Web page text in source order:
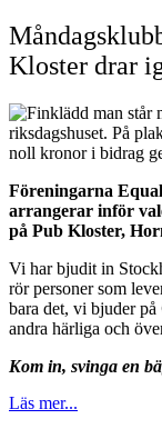
Kloster drar
Föreningarna
arrangerar inför
på Pub Kloster,
Vi har bjudit in
rör personer som
bara det, vi bjuder på
andra härliga och
Kom in, svinga en
Läs mer...